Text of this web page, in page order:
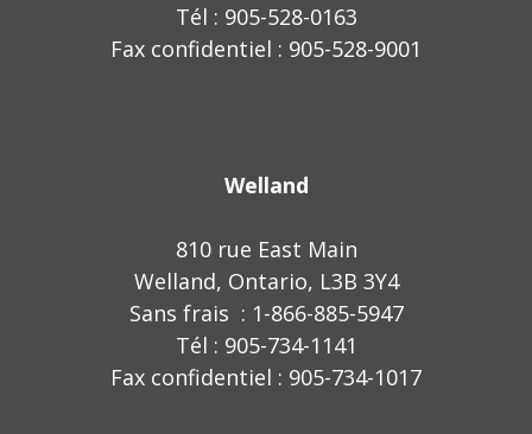
Tél : 905-528-0163
Fax confidentiel : 905-528-9001
Welland
810 rue East Main
Welland, Ontario, L3B 3Y4
Sans frais : 1-866-885-5947
Tél : 905-734-1141
Fax confidentiel : 905-734-1017